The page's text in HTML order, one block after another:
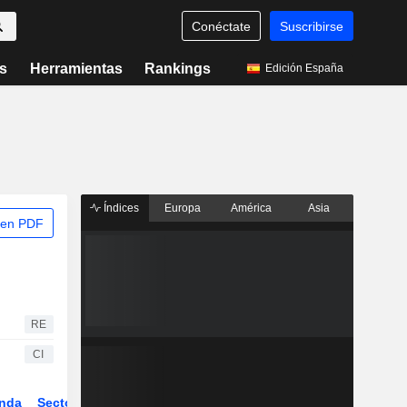
Conéctate Suscribirse
Herramientas Rankings Edición España
PDF
RE
CI
Sector
Índices Europa América Asia